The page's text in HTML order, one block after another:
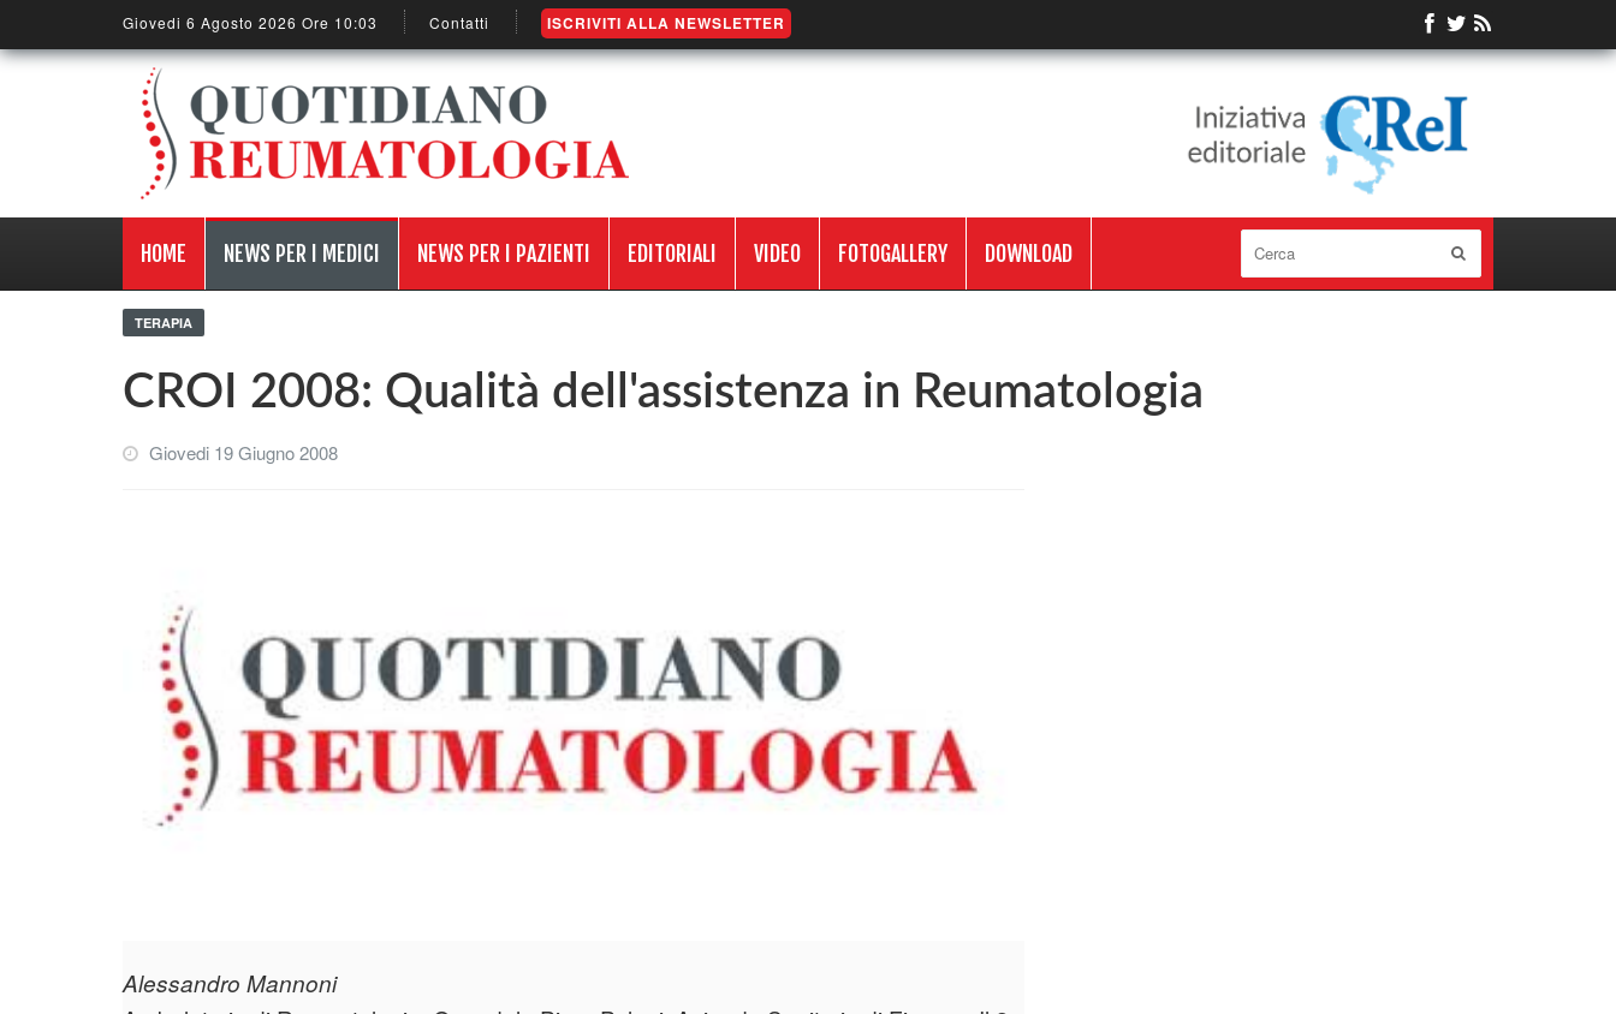
Giovedi 6 Agosto 2026 Ore 10:03 Contatti ISCRIVITI ALLA NEWSLETTER
HOME NEWS PER I MEDICI NEWS PER I PAZIENTI EDITORIALI VIDEO FOTOGALLERY DOWNLOAD
TERAPIA
CROI 2008: Qualità dell'assistenza in Reumatologia
Giovedi 19 Giugno 2008
Alessandro Mannoni